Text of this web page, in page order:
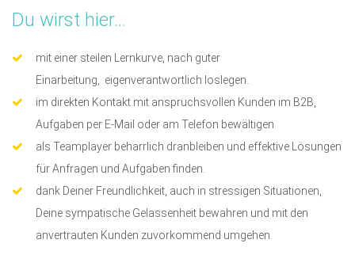
Du wirst hier...
mit einer steilen Lernkurve, nach guter
Einarbeitung, eigenverantwortlich loslegen.
im direkten Kontakt mit anspruchsvollen Kunden im B2B,
Aufgaben per E-Mail oder am Telefon bewältigen
als Teamplayer beharrlich dranbleiben und effektive Lösungen
für Anfragen und Aufgaben finden.
dank Deiner Freundlichkeit, auch in stressigen Situationen,
Deine sympatische Gelassenheit bewahren und mit den
anvertrauten Kunden zuvorkommend umgehen.